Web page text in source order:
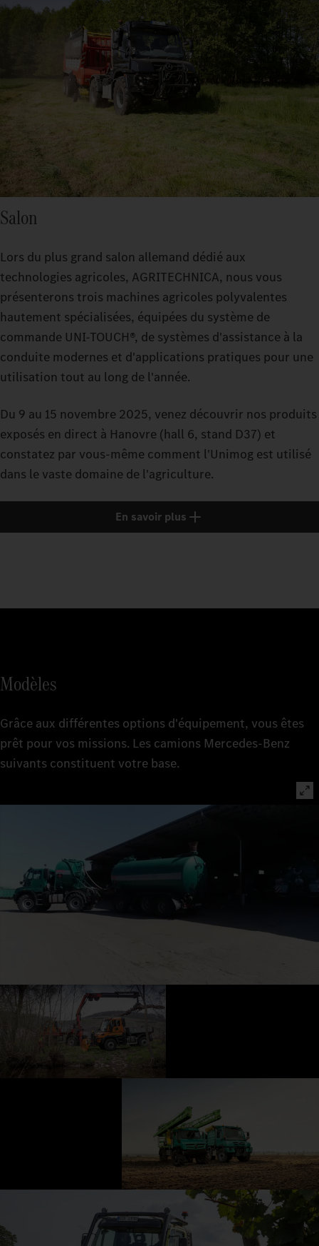
Salon
Lors du plus grand salon allemand dédié aux
technologies agricoles, AGRITECHNICA, nous vous
présenterons trois machines agricoles polyvalentes
hautement spécialisées, équipées du système de
commande UNI-TOUCH®, de systèmes d'assistance à la
conduite modernes et d'applications pratiques pour une
utilisation tout au long de l'année.
Du 9 au 15 novembre 2025, venez découvrir nos produits
exposés en direct à Hanovre (hall 6, stand D37) et
constatez par vous-même comment l'Unimog est utilisé
dans le vaste domaine de l'agriculture.
En savoir plus
Modèles
Grâce aux différentes options d'équipement, vous êtes
prêt pour vos missions. Les camions Mercedes-Benz
suivants constituent votre base.